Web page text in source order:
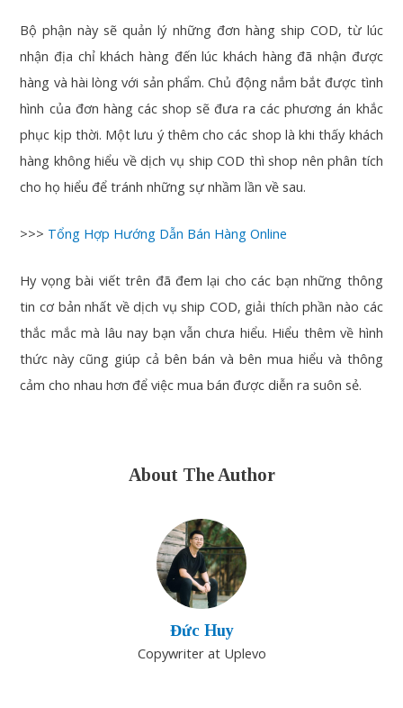
Bộ phận này sẽ quản lý những đơn hàng ship COD, từ lúc
nhận địa chỉ khách hàng đến lúc khách hàng đã nhận được
hàng và hài lòng với sản phẩm. Chủ động nắm bắt được tình
hình của đơn hàng các shop sẽ đưa ra các phương án khắc
phục kịp thời. Một lưu ý thêm cho các shop là khi thấy khách
hàng không hiểu về dịch vụ ship COD thì shop nên phân tích
cho họ hiểu để tránh những sự nhầm lần về sau.
>>> Tổng Hợp Hướng Dẫn Bán Hàng Online
Hy vọng bài viết trên đã đem lại cho các bạn những thông
tin cơ bản nhất về dịch vụ ship COD, giải thích phần nào các
thắc mắc mà lâu nay bạn vẫn chưa hiểu. Hiểu thêm về hình
thức này cũng giúp cả bên bán và bên mua hiểu và thông
cảm cho nhau hơn để việc mua bán được diễn ra suôn sẻ.
About The Author
Đức Huy
Copywriter at Uplevo